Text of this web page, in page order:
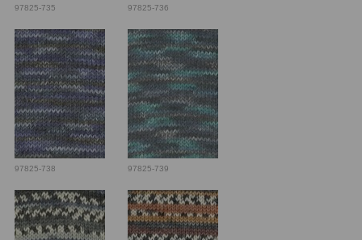
97825-735 97825-736
97825-738 97825-739